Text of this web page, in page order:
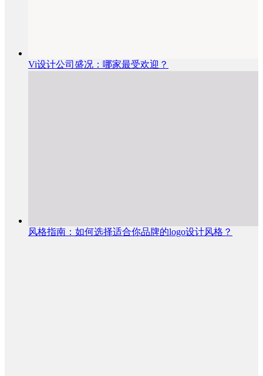
Vi设计公司盛况：哪家最受欢迎？
风格指南：如何选择适合你品牌的logo设计风格？